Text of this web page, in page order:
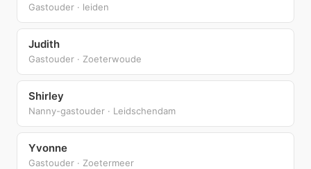
Gastouder · leiden
Judith
Gastouder · Zoeterwoude
Shirley
Nanny-gastouder · Leidschendam
Yvonne
Gastouder · Zoetermeer